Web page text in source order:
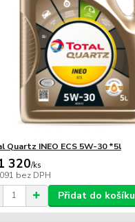
Quartz INEO ECS 5W-30 *5l
320/ks
bez DPH
Přidat do košíku